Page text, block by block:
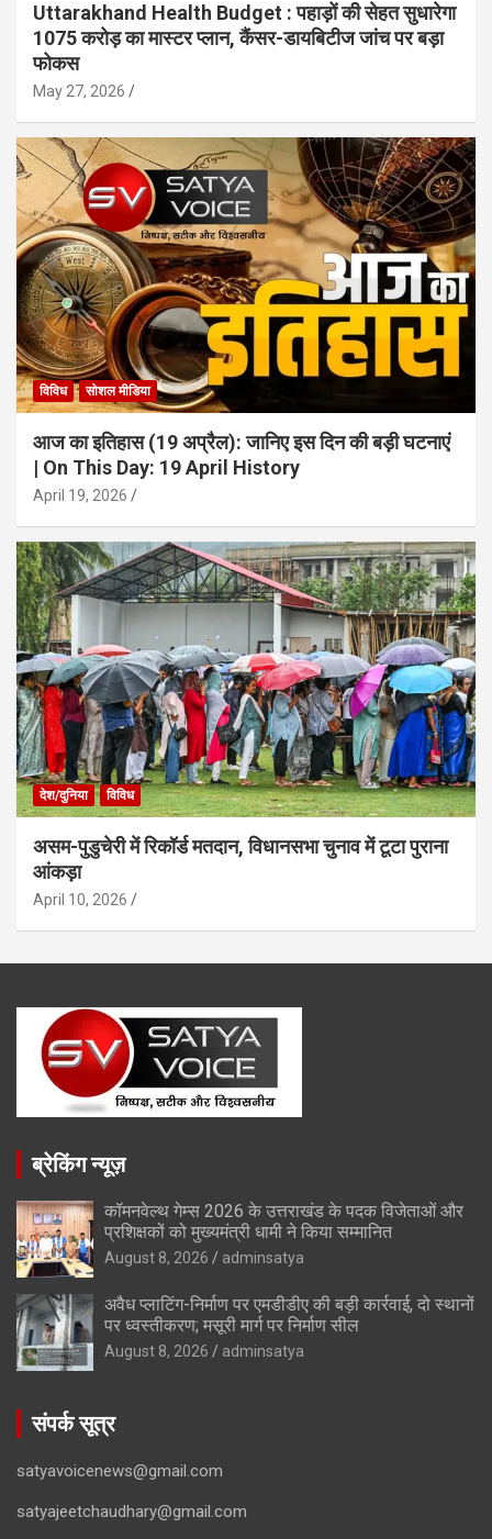
Uttarakhand Health Budget : पहाड़ों की सेहत सुधारेगा
1075 करोड़ का मास्टर प्लान, कैंसर-डायबिटीज जांच पर बड़ा
फोकस
May 27, 2026
विविध सोशल मीडिया
आज का इतिहास (19 अप्रैल): जानिए इस दिन की बड़ी घटनाएं
| On This Day: 19 April History
April 19, 2026
देश/दुनिया विविध
असम-पुडुचेरी में रिकॉर्ड मतदान, विधानसभा चुनाव में टूटा पुराना
आंकड़ा
April 10, 2026
ब्रेकिंग न्यूज़
कॉमनवेल्थ गेम्स 2026 के उत्तराखंड के पदक विजेताओं और
प्रशिक्षकों को मुख्यमंत्री धामी ने किया सम्मानित
August 8, 2026 adminsatya
अवैध प्लाटिंग-निर्माण पर एमडीडीए की बड़ी कार्रवाई, दो स्थानों
पर ध्वस्तीकरण; मसूरी मार्ग पर निर्माण सील
August 8, 2026 adminsatya
संपर्क सूत्र
satyavoicenews@gmail.com
satyajeetchaudhary@gmail.com